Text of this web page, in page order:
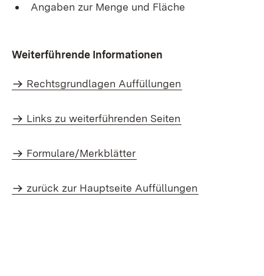
Angaben zur Menge und Fläche
Weiterführende Informationen
Rechtsgrundlagen Auffüllungen
Links zu weiterführenden Seiten
Formulare/Merkblätter
zurück zur Hauptseite Auffüllungen